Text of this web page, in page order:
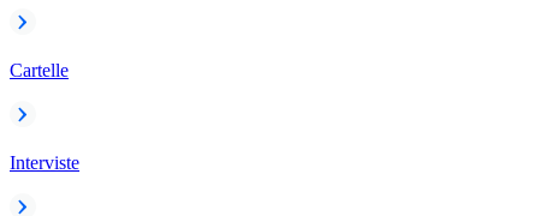
Cartelle
Interviste